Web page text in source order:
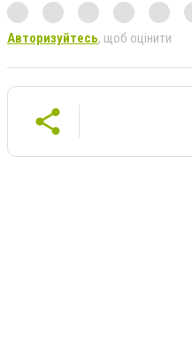
Авторизуйтесь, щоб оцінити